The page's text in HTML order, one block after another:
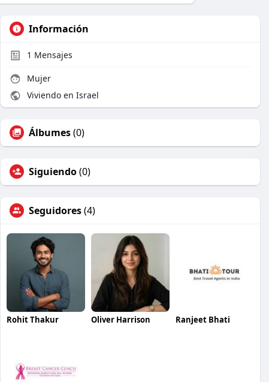
Información
1 Mensajes
Mujer
Viviendo en Israel
Álbumes(0)
Siguiendo(0)
Seguidores(4)
Rohit Thakur Oliver Harrison Ranjeet Bhati